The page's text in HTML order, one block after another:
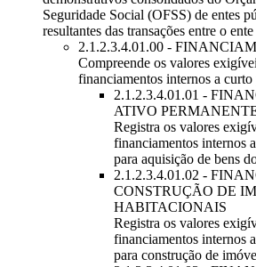
Seguridade Social (OFSS) de entes
resultantes das transações entre o
2.1.2.3.4.01.00 -
Compreende os valores
financiamentos internos a curto
2.1.2.3.4.01.01 -
ATIVO
Registra os valores
financiamentos internos
para aquisição de bens
2.1.2.3.4.01.02 -
CONSTRUÇÃO DE
HABITACIONAIS
Registra os valores
financiamentos internos
para construção de